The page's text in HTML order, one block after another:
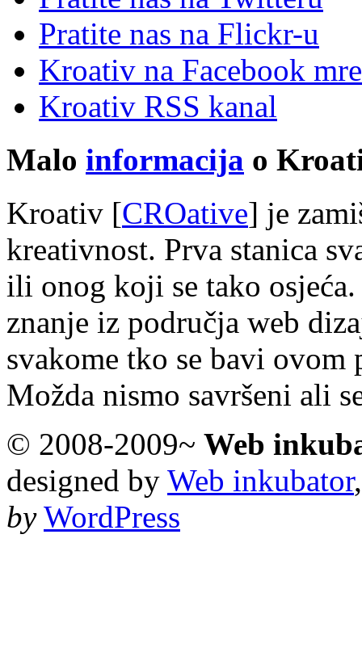
Pratite nas na Flickr-u
Kroativ na Facebook
Kroativ RSS kanal
Malo informacija o
Kroativ [CROative] je
kreativnost. Prva stanica
ili onog koji se tako
znanje iz područja web
svakome tko se bavi
Možda nismo savršeni ali
© 2008-2009~ Web
designed by Web inkubator
by WordPress